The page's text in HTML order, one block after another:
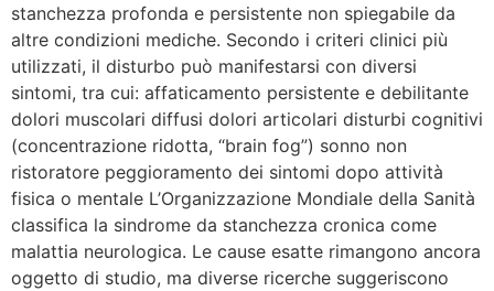
stanchezza profonda e persistente non spiegabile da
altre condizioni mediche. Secondo i criteri clinici più
utilizzati, il disturbo può manifestarsi con diversi
sintomi, tra cui: affaticamento persistente e debilitante
dolori muscolari diffusi dolori articolari disturbi cognitivi
(concentrazione ridotta, “brain fog”) sonno non
ristoratore peggioramento dei sintomi dopo attività
fisica o mentale L’Organizzazione Mondiale della Sanità
classifica la sindrome da stanchezza cronica come
malattia neurologica. Le cause esatte rimangono ancora
oggetto di studio, ma diverse ricerche suggeriscono